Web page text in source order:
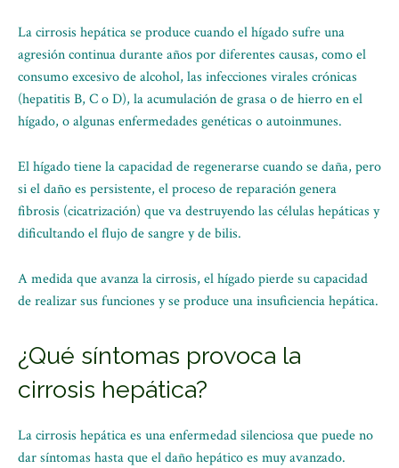
La cirrosis hepática se produce cuando el hígado sufre una
agresión continua durante años por diferentes causas, como el
consumo excesivo de alcohol, las infecciones virales crónicas
(hepatitis B, C o D), la acumulación de grasa o de hierro en el
hígado, o algunas enfermedades genéticas o autoinmunes.
El hígado tiene la capacidad de regenerarse cuando se daña, pero
si el daño es persistente, el proceso de reparación genera
fibrosis (cicatrización) que va destruyendo las células hepáticas y
dificultando el flujo de sangre y de bilis.
A medida que avanza la cirrosis, el hígado pierde su capacidad
de realizar sus funciones y se produce una insuficiencia hepática.
¿Qué síntomas provoca la
cirrosis hepática?
La cirrosis hepática es una enfermedad silenciosa que puede no
dar síntomas hasta que el daño hepático es muy avanzado.